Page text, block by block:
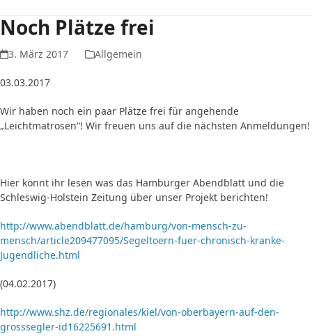
Noch Plätze frei
3. März 2017 Allgemein
03.03.2017
Wir haben noch ein paar Plätze frei für angehende
„Leichtmatrosen“! Wir freuen uns auf die nächsten Anmeldungen!
Hier könnt ihr lesen was das Hamburger Abendblatt und die
Schleswig-Holstein Zeitung über unser Projekt berichten!
http://www.abendblatt.de/hamburg/von-mensch-zu-
mensch/article209477095/Segeltoern-fuer-chronisch-kranke-
Jugendliche.html
(04.02.2017)
http://www.shz.de/regionales/kiel/von-oberbayern-auf-den-
grosssegler-id16225691.html